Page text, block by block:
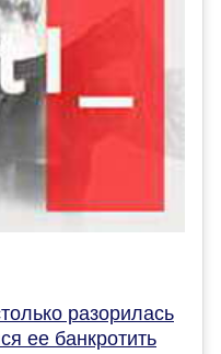
разорилась
ее банкротить